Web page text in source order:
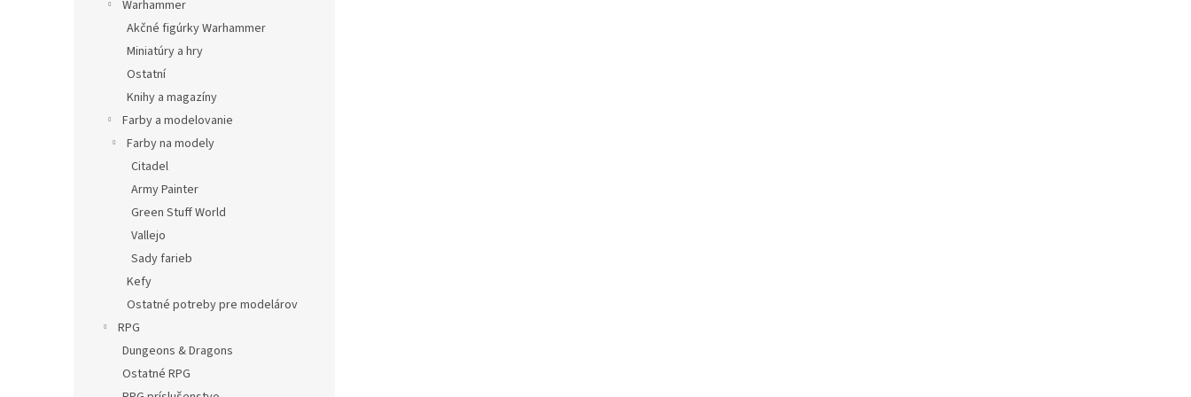
Warhammer
Akčné figúrky Warhammer
Miniatúry a hry
Ostatní
Knihy a magazíny
Farby a modelovanie
Farby na modely
Citadel
Army Painter
Green Stuff World
Vallejo
Sady farieb
Kefy
Ostatné potreby pre modelárov
RPG
Dungeons & Dragons
Ostatné RPG